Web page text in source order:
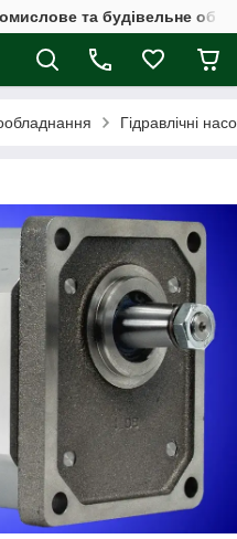
та будівельне
Гідравлічні